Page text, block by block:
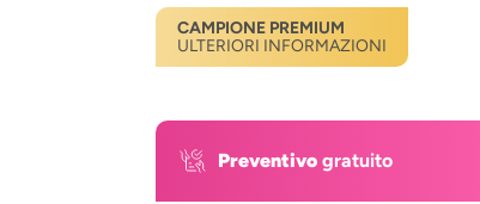
CAMPIONE PREMIUM
ULTERIORI INFORMAZIONI
Preventivo gratuito